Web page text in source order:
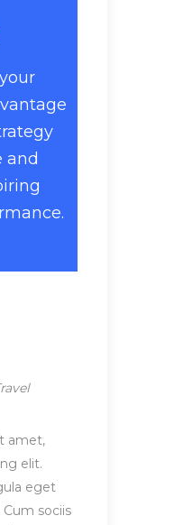
and
amet,
elit.
eget
Cum sociis